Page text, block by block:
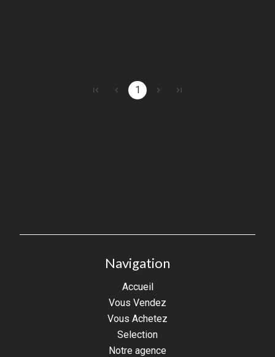
1
Navigation
Accueil
Vous Vendez
Vous Achetez
Selection
Notre agence